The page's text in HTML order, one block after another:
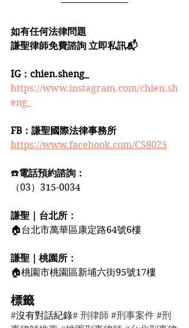
如有任何法律問題
謙聖律師免費諮詢 立即私訊📬
IG：chien.sheng_
https://www.instagram.com/chien.sh
eng_
FB：謙聖國際法律事務所
https://www.facebook.com/CS8025
☎️電話預約諮詢：
（03）315-0034
謙聖｜台北所：
🏠台北市萬華區康定路64號6樓
謙聖｜桃園所：
🏠桃園市桃園區新埔六街95號17樓
標籤
#沒有對話紀錄# 刑律師 #刑事案件 #刑